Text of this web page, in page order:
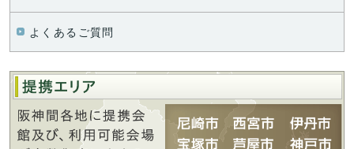
よくあるご質問